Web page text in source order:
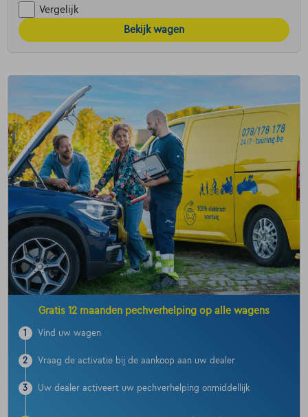
Vergelijk
Bekijk wagen
Gratis 12 maanden pechverhelping op alle wagens
1 Vind uw wagen
2 Vraag de activatie bij de aankoop aan uw dealer
3 Uw dealer activeert uw pechverhelping onmiddellijk